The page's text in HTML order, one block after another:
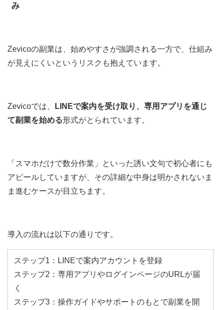
み
Zevicoの副業は、始めやすさが強調される一方で、仕組み
が見えにくいというリスクも抱えています。
Zevicoでは、
LINEで案内を受け取り、専用アプリを通じ
て副業を始める形式がとられています。
「スマホだけで数分作業」といった誘い文句で初心者にも
アピールしていますが、その詳細な中身は明かされないま
ま進むケースが目立ちます。
導入の流れは以下の通りです。
ステップ1：LINEで案内アカウントを登録
ステップ2：専用アプリやログインページのURLが届
く
ステップ3：操作ガイドやサポートのもとで副業を開